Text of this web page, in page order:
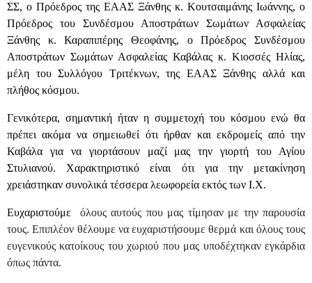
ΣΣ, ο Πρόεδρος της ΕΑΑΣ Ξάνθης κ. Κουτσαιμάνης Ιωάννης, ο
Πρόεδρος του Συνδέσμου Αποστράτων Σωμάτων Ασφαλείας
Ξάνθης κ. Καραπιπέρης Θεοφάνης, ο Πρόεδρος Συνδέσμου
Αποστράτων Σωμάτων Ασφαλείας Καβάλας κ. Κιοσσές Ηλίας,
μέλη του Συλλόγου Τριτέκνων, της ΕΑΑΣ Ξάνθης αλλά και
πλήθος κόσμου.
Γενικότερα, σημαντική ήταν η συμμετοχή του κόσμου ενώ θα
πρέπει ακόμα να σημειωθεί ότι ήρθαν και εκδρομείς από την
Καβάλα για να γιορτάσουν μαζί μας την γιορτή του Αγίου
Στυλιανού. Χαρακτηριστικό είναι ότι για την μετακίνηση
χρειάστηκαν συνολικά τέσσερα λεωφορεία εκτός των Ι.Χ.
Ευχαριστούμε
όλους αυτούς που μας τίμησαν με την παρουσία
τους. Επιπλέον θέλουμε να ευχαριστήσουμε θερμά και όλους τους
ευγενικούς κατοίκους του χωριού που μας υποδέχτηκαν εγκάρδια
όπως πάντα.